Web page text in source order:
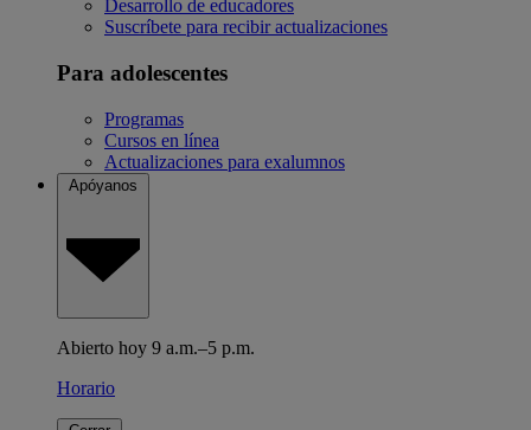
Desarrollo de educadores
Suscríbete para recibir actualizaciones
Para adolescentes
Programas
Cursos en línea
Actualizaciones para exalumnos
Apóyanos
Abierto hoy 9 a.m.–5 p.m.
Horario